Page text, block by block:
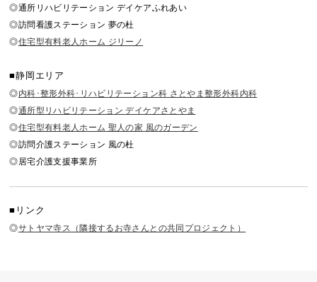
◎通所リハビリテーション デイケアふれあい
◎訪問看護ステーション 夢の杜
◎住宅型有料老人ホーム ジリーノ
■静岡エリア
◎内科･整形外科･リハビリテーション科 さとやま整形外科内科
◎通所型リハビリテーション デイケアさとやま
◎住宅型有料老人ホーム 聖人の家 風のガーデン
◎訪問介護ステーション 風の杜
◎居宅介護支援事業所
■リンク
◎サトヤマ寺ス（隣接するお寺さんとの共同プロジェクト）